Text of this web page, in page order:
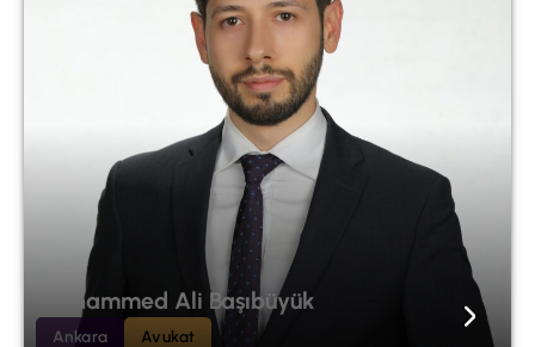
Muhammed Ali Başıbüyük
Ankara Avukat